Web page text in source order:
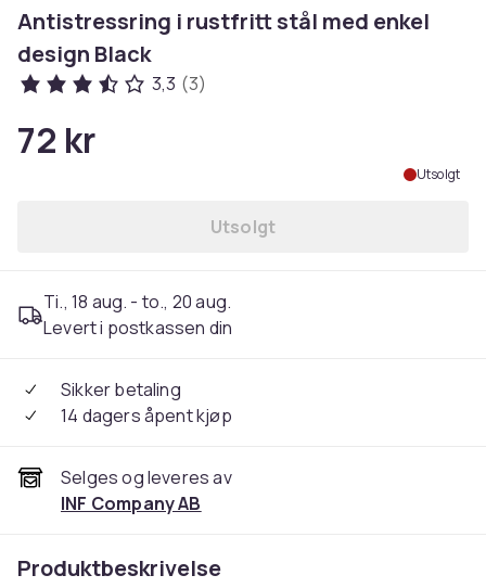
Antistressring i rustfritt stål med enkel
design Black
3,3 (3)
72 kr
Utsolgt
Utsolgt
Ti., 18 aug. - to., 20 aug.
Levert i postkassen din
Sikker betaling
14 dagers åpent kjøp
Selges og leveres av
INF Company AB
Produktbeskrivelse